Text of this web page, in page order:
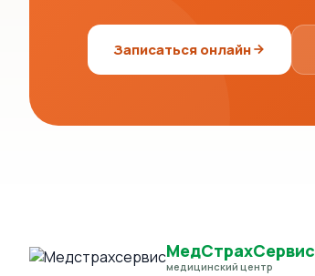
Записаться онлайн
МедСтрахСервис
медицинский центр